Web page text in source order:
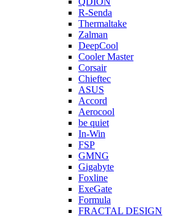
R-Senda
Thermaltake
Zalman
DeepCool
Cooler Master
Corsair
Chieftec
ASUS
Accord
Aerocool
be quiet
In-Win
FSP
GMNG
Gigabyte
Foxline
ExeGate
Formula
FRACTAL DESIGN